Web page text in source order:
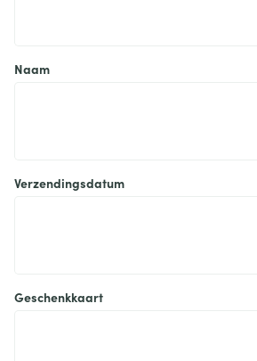
Naam
Verzendingsdatum
Geschenkkaart